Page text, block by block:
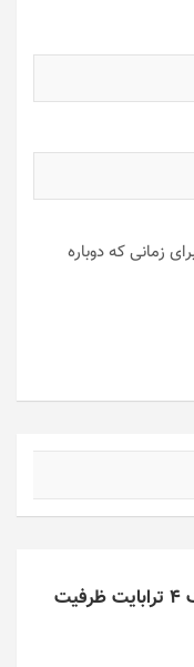
زمانی که دوباره
این کارت حافظه کوچک ۴ ترابایت ظرفیت